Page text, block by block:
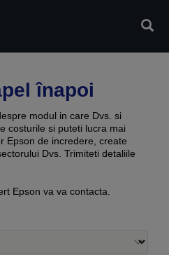
înapoi
modul in care Dvs. si
costurile si puteti lucra mai
Epson de incredere, create
Dvs. Trimiteti detaliile
Epson va va contacta.